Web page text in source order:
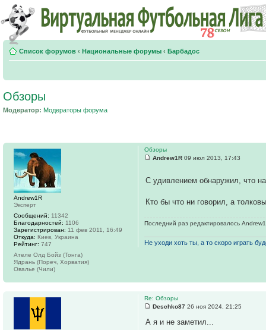
Список форумов ‹ Национальные форумы ‹ Барбадос
Обзоры
Модератор: Модераторы форума
Обзоры
Andrew1R 09 июл 2013, 17:43
С удивлением обнаружил, что
Кто бы что ни говорил, а
Последний раз редактировалось
Не уходи хоть ты, а то скоро играть
Andrew1R
Эксперт
Сообщений: 11342
Благодарностей: 1106
Зарегистрирован: 11 фев 2011, 16:49
Откуда: Киев, Украина
Рейтинг: 747
Ателе Олд Бойз (Тонга)
Ядрань (Пореч, Хорватия)
Овалье (Чили)
Re: Обзоры
Deschko87 26 ноя 2024, 21:25
А я и не заметил...